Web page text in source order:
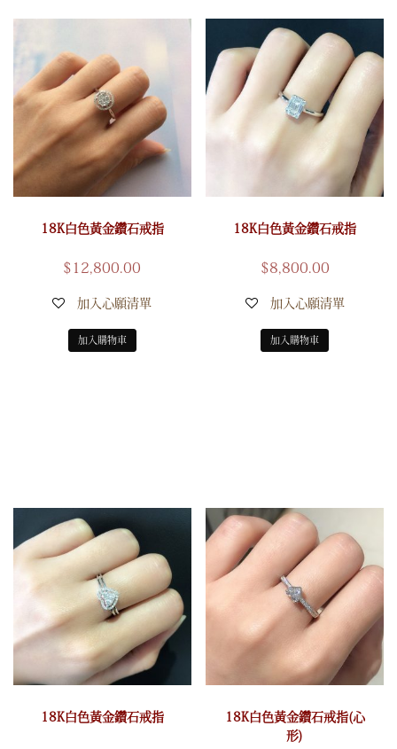
18K白色黃金鑽石戒指
$ 12,800.00
加入心願清單
加入購物車
18K白色黃金鑽石戒指
$8,800.00
加入心願清單
加入購物車
18K白色黃金鑽石戒指
18K白色黃金鑽石戒指(心
形)